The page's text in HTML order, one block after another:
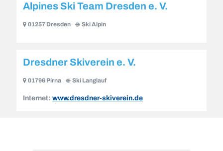
Alpines Ski Team Dresden e. V.
01257 Dresden Ski Alpin
Dresdner Skiverein e. V.
01796 Pirna Ski Langlauf
Internet:www.dresdner-skiverein.de